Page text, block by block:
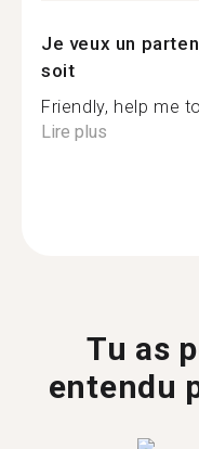
Je veux un
soit
Friendly, help me
Lire plus
Tu as
entendu